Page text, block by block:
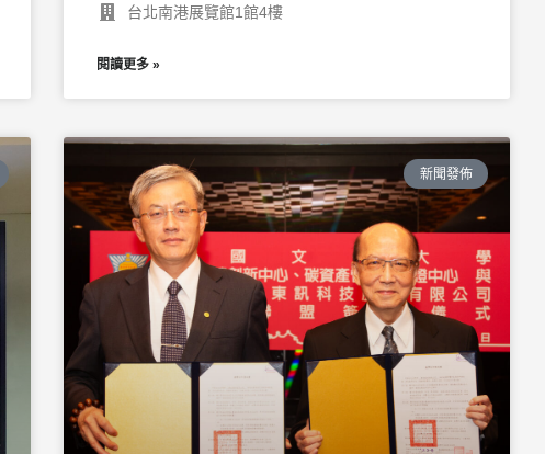
台北南港展覽館1館4樓
閱讀更多 »
新聞發佈